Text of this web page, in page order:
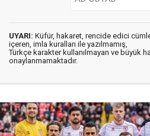
UYARI: Küfür, hakaret, rencide edici
içeren, imla kuralları ile yazılmamış,
Türkçe karakter kullanılmayan ve büyük
onaylanmamaktadır.